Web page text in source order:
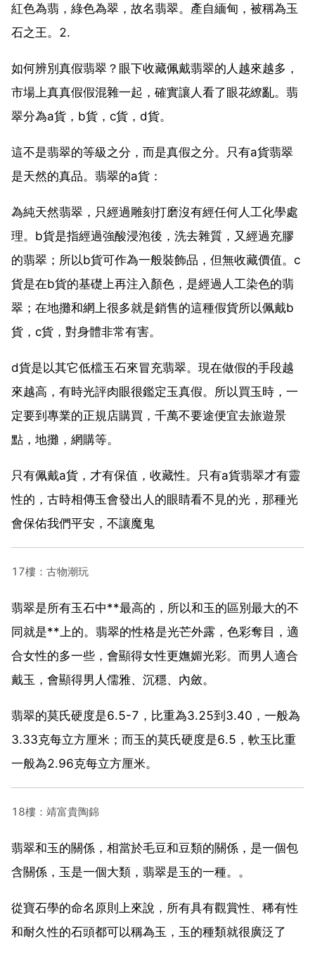
紅色為翡，綠色為翠，故名翡翠。產自緬甸，被稱為玉
石之王。2.
如何辨別真假翡翠？眼下收藏佩戴翡翠的人越來越多，
市場上真真假假混雜一起，確實讓人看了眼花繚亂。翡
翠分為a貨，b貨，c貨，d貨。
這不是翡翠的等級之分，而是真假之分。只有a貨翡翠
是天然的真品。翡翠的a貨：
為純天然翡翠，只經過雕刻打磨沒有經任何人工化學處
理。b貨是指經過強酸浸泡後，洗去雜質，又經過充膠
的翡翠；所以b貨可作為一般裝飾品，但無收藏價值。c
貨是在b貨的基礎上再注入顏色，是經過人工染色的翡
翠；在地攤和網上很多就是銷售的這種假貨所以佩戴b
貨，c貨，對身體非常有害。
d貨是以其它低檔玉石來冒充翡翠。現在做假的手段越
來越高，有時光評肉眼很鑑定玉真假。所以買玉時，一
定要到專業的正規店購買，千萬不要途便宜去旅遊景
點，地攤，網購等。
只有佩戴a貨，才有保值，收藏性。只有a貨翡翠才有靈
性的，古時相傳玉會發出人的眼睛看不見的光，那種光
會保佑我們平安，不讓魔鬼
17樓：古物潮玩
翡翠是所有玉石中**最高的，所以和玉的區別最大的不
同就是**上的。翡翠的性格是光芒外露，色彩奪目，適
合女性的多一些，會顯得女性更嫵媚光彩。而男人適合
戴玉，會顯得男人儒雅、沉穩、內斂。
翡翠的莫氏硬度是6.5-7，比重為3.25到3.40，一般為
3.33克每立方厘米；而玉的莫氏硬度是6.5，軟玉比重
一般為2.96克每立方厘米。
18樓：靖富貴陶錦
翡翠和玉的關係，相當於毛豆和豆類的關係，是一個包
含關係，玉是一個大類，翡翠是玉的一種。。
從寶石學的命名原則上來說，所有具有觀賞性、稀有性
和耐久性的石頭都可以稱為玉，玉的種類就很廣泛了